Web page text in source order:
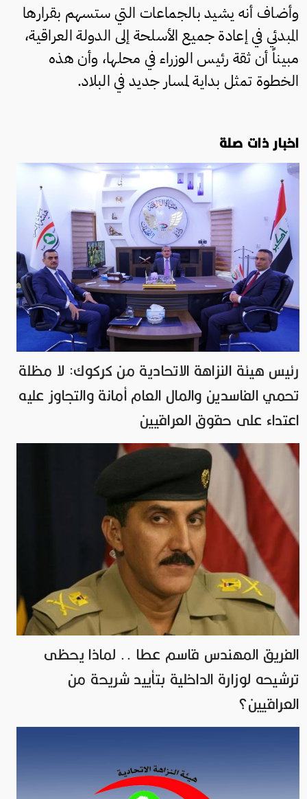
وأضاف أنه يشيد بالجماعات التي ستسهم بقرارها
المبدئي في إعادة جميع الأسلحة إلى الدولة العراقية،
مبيناً أن ثقة رئيس الوزراء في محلها، وأن هذه
الخطوة تمثل بداية لمسار جديد في البلاد.
اخبار ذات صلة
رئيس هيئة النزاهة الاتحادية من كركوك: لا مظلة
تحمي الفاسدين والمال العام أمانة والتجاوز عليه
اعتداء على حقوق العراقيين
الفريق المهندس قاسم عطا .. لماذا يحظى
ترشيحه لوزارة الداخلية بتأييد شريحة من
العراقيين؟